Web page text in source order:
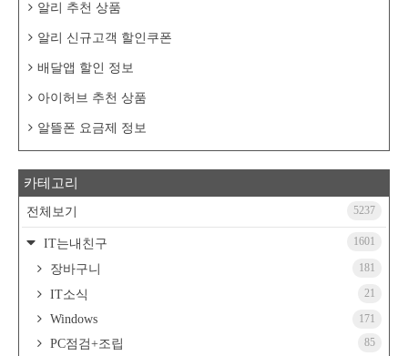
알리 추천 상품
알리 신규고객 할인쿠폰
배달앱 할인 정보
아이허브 추천 상품
알뜰폰 요금제 정보
카테고리
전체보기 5237
IT는내친구 1601
장바구니 181
IT소식 21
Windows 171
PC점검+조립 85